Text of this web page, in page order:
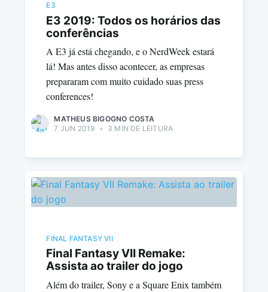
E3
E3 2019: Todos os horários das
conferências
A E3 já está chegando, e o NerdWeek estará
lá! Mas antes disso acontecer, as empresas
prepararam com muito cuidado suas press
conferences!
MATHEUS BIGOGNO COSTA
7 JUN 2019 • 3 MIN DE LEITURA
FINAL FANTASY VII
Final Fantasy VII Remake:
Assista ao trailer do jogo
Além do trailer, Sony e a Square Enix também